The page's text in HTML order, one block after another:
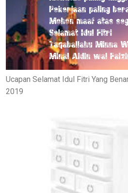
Ucapan Selamat Idul Fitri Yang
2019